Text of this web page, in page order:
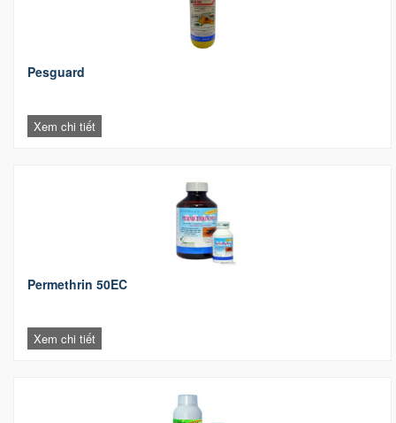
Pesguard
Xem chi tiết
Permethrin 50EC
Xem chi tiết